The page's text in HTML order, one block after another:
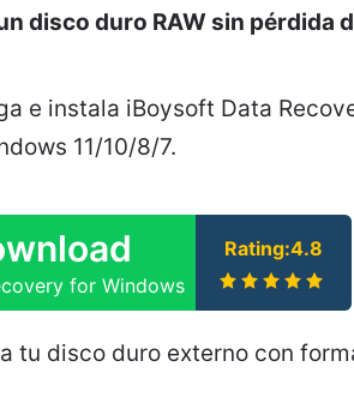
disco duro RAW sin pérdida
e instala iBoysoft Data
11/10/8/7.
for Windows
Rating:4.8
tu disco duro externo con